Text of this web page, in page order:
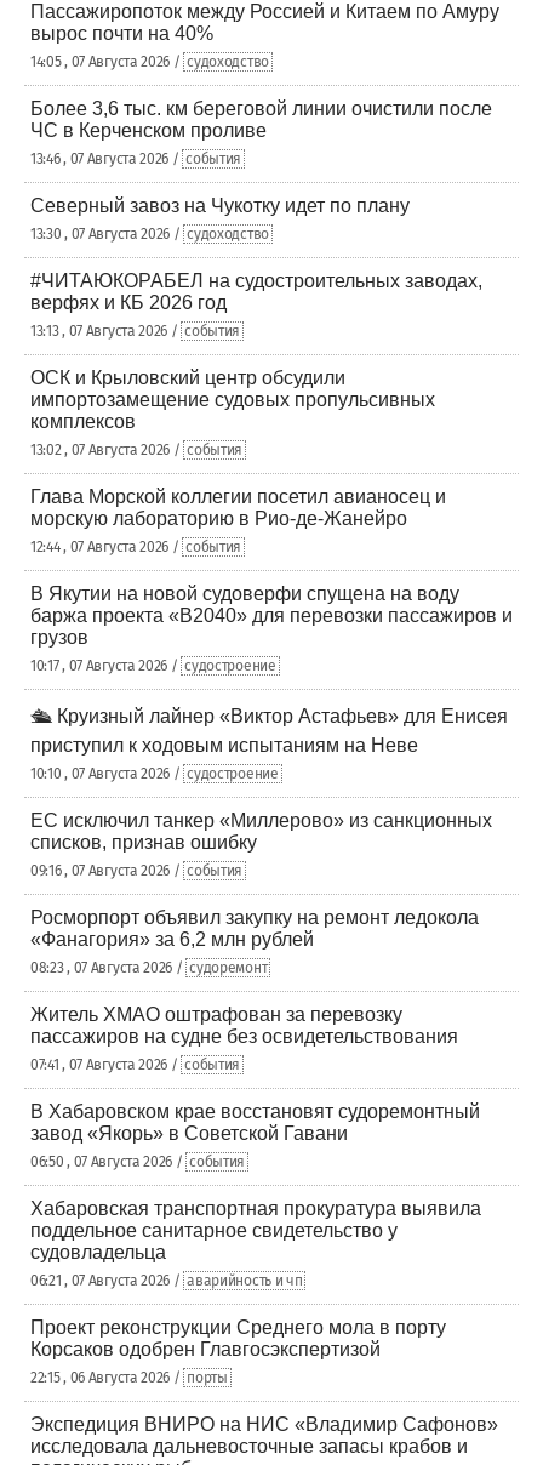
Пассажиропоток между Россией и Китаем по Амуру
вырос почти на 40%
14:05 , 07 Августа 2026 / судоходство
Более 3,6 тыс. км береговой линии очистили после
ЧС в Керченском проливе
13:46 , 07 Августа 2026 / события
Северный завоз на Чукотку идет по плану
13:30 , 07 Августа 2026 / судоходство
#ЧИТАЮКОРАБЕЛ на судостроительных заводах,
верфях и КБ 2026 год
13:13 , 07 Августа 2026 / события
ОСК и Крыловский центр обсудили
импортозамещение судовых пропульсивных
комплексов
13:02 , 07 Августа 2026 / события
Глава Морской коллегии посетил авианосец и
морскую лабораторию в Рио-де-Жанейро
12:44 , 07 Августа 2026 / события
В Якутии на новой судоверфи спущена на воду
баржа проекта «В2040» для перевозки пассажиров и
грузов
10:17 , 07 Августа 2026 / судостроение
🛳️ Круизный лайнер «Виктор Астафьев» для Енисея
приступил к ходовым испытаниям на Неве
10:10 , 07 Августа 2026 / судостроение
ЕС исключил танкер «Миллерово» из санкционных
списков, признав ошибку
09:16 , 07 Августа 2026 / события
Росморпорт объявил закупку на ремонт ледокола
«Фанагория» за 6,2 млн рублей
08:23 , 07 Августа 2026 / судоремонт
Житель ХМАО оштрафован за перевозку
пассажиров на судне без освидетельствования
07:41 , 07 Августа 2026 / события
В Хабаровском крае восстановят судоремонтный
завод «Якорь» в Советской Гавани
06:50 , 07 Августа 2026 / события
Хабаровская транспортная прокуратура выявила
поддельное санитарное свидетельство у
судовладельца
06:21 , 07 Августа 2026 / аварийность и чп
Проект реконструкции Среднего мола в порту
Корсаков одобрен Главгосэкспертизой
22:15 , 06 Августа 2026 / порты
Экспедиция ВНИРО на НИС «Владимир Сафонов»
исследовала дальневосточные запасы крабов и